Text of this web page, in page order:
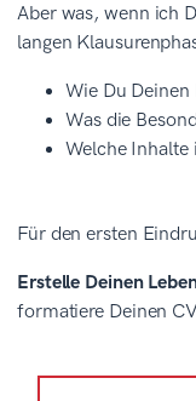
Aber was, wenn ich
langen
Wie Du
Was die
Welche Inhalte
Für den ersten
Erstelle Deinen
formatiere Deinen